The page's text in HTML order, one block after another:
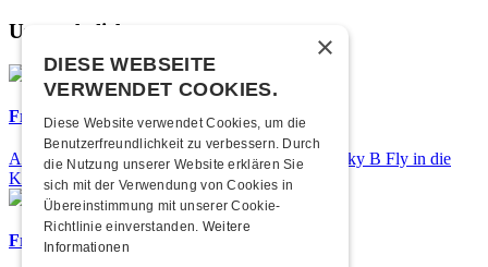
Unsere beliebtesten
Frisch bestätigt: Nicky B Fly
Am Donnerstag, 05. November 2026 kommt Nicky B Fly in die
Kulturfabrik Kofmehl!
Frisch bestätigt: 25 Jahre Elevenball
×
DIESE WEBSEITE
VERWENDET COOKIES.
Diese Website verwendet Cookies, um die
Benutzerfreundlichkeit zu verbessern. Durch
die Nutzung unserer Website erklären Sie
sich mit der Verwendung von Cookies in
Übereinstimmung mit unserer Cookie-
Richtlinie einverstanden. Weitere
Informationen